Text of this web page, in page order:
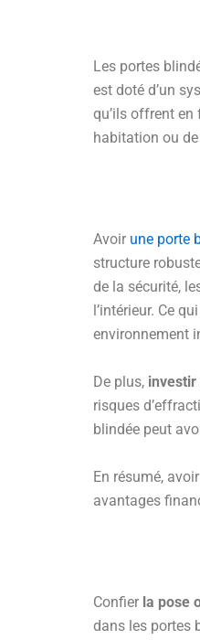
Les portes
est doté d’un
qu’ils offrent
habitation ou
Avoir une porte
structure
de la sécurité,
l’intérieur. Ce
environnement
De plus, investir
risques
blindée peut
En résumé,
avantages
Confier la pose
dans les portes